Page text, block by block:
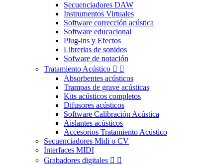
Secuenciadores DAW
Instrumentos Virtuales
Software corrección acústica
Software educacional
Plug-ins y Efectos
Librerias de sonidos
Sofware de notación
Tratamiento Acústico  
Absorbentes acústicos
Trampas de grave acústicas
Kits acústicos completos
Difusores acústicos
Software Calibración Acústica
Aislantes acústicos
Accesorios Tratamiento Acústico
Secuenciadores Midi o CV
Interfaces MIDI
Grabadores digitales  